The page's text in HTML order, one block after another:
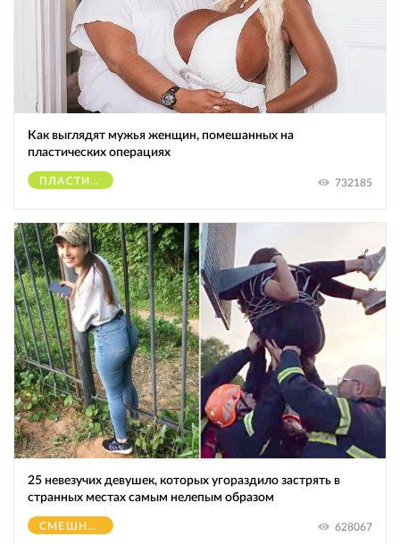
Как выглядят мужья женщин, помешанных на
пластических операциях
ПЛАСТИЧЕСКИЕ ОПЕРАЦИИ 732185
25 невезучих девушек, которых угораздило застрять в
странных местах самым нелепым образом
СМЕШНОЕ 628067